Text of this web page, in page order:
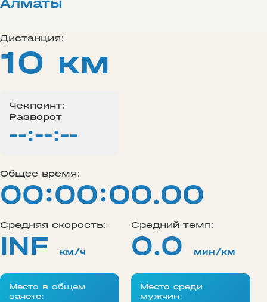
Алматы
Дистанция:
10 км
Чекпоинт:
Разворот
--:--:--
Общее время:
00:00:00.00
Средняя скорость:
INF км/ч
Средний темп:
0.0 мин/км
Место в общем
зачете:
Место среди
мужчин: